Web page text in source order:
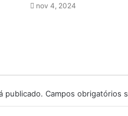
nov 4, 2024
publicado. Campos obrigatórios